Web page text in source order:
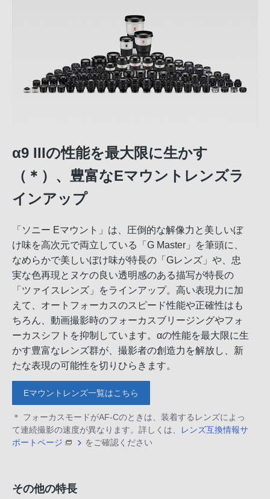
α9 IIIの性能を最大限に生かす
（＊）、豊富なEマウントレンズラ
インアップ
「ソニー Eマウント」は、圧倒的な解像力と美しいぼ
け味を高次元で両立している「G Master」を筆頭に、
なめらかで美しいぼけ味が特長の「Gレンズ」や、忠
実な色再現とヌケの良い透明感のある描写が特長の
「ツァイスレンズ」をラインアップ。高い表現力に加
えて、オートフォーカスのスピード性能や正確性はも
ちろん、動画撮影時のフォーカスブリージングやフォ
ーカスシフトを抑制しています。αの性能を最大限に生
かす豊富なレンズ群が、撮影者の創造力を解放し、新
たな表現の可能性を切りひらきます。
Eマウントレンズ一覧はこちら
＊ フォーカスモードがAF-Cのときは、装着するレンズによっ
て連続撮影の速度が異なります。詳しくは、
レンズ互換情報サ
ポートページ
をご確認ください
その他の特長